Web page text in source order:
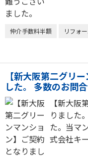
仲介手数料半額 リフォ
【新大阪第二グリ
した。 多数のお問
【新大
りました
た。当マ
式会社キ